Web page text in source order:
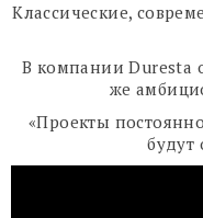
Классические,
В компании Duresta
же
«Проекты
будут